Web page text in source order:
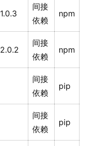
1.0.3
间接
依赖
npm
2.0.2
间接
依赖
npm
间接
依赖
pip
间接
依赖
pip